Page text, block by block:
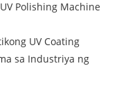
Polishing Machine
UV Coating
sa Industriya ng